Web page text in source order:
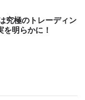
極のトレーディン
明らかに！